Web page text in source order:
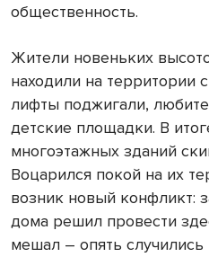
общественность.
Жители новеньких
находили на
лифты поджигали,
детские площадки. В
многоэтажных зданий
Воцарился покой на их
возник новый конфликт:
дома решил провести
мешал – опять